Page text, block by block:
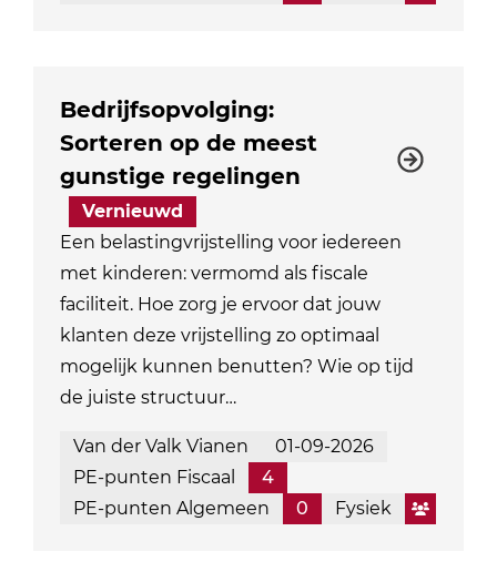
Bedrijfsopvolging:
Sorteren op de meest
gunstige regelingen
Vernieuwd
Een belastingvrijstelling voor iedereen
met kinderen: vermomd als fiscale
faciliteit. Hoe zorg je ervoor dat jouw
klanten deze vrijstelling zo optimaal
mogelijk kunnen benutten? Wie op tijd
de juiste structuur…
Van der Valk Vianen
01-09-2026
PE-punten Fiscaal
4
PE-punten Algemeen
0 Fysiek